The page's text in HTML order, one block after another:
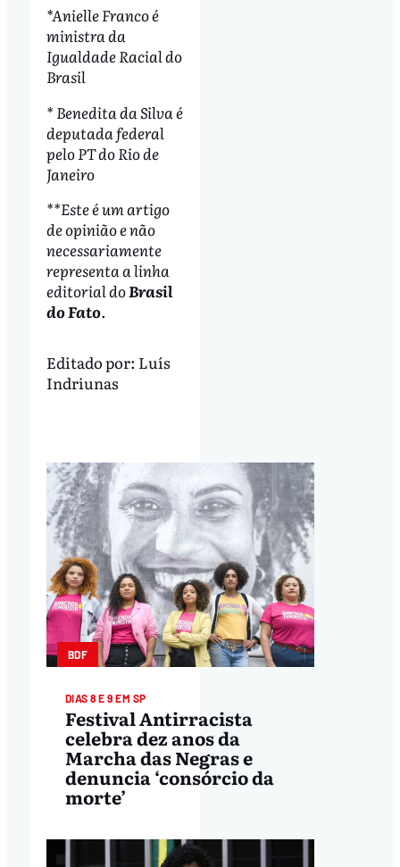
*Anielle Franco é
ministra da
Igualdade Racial do
Brasil
* Benedita da Silva é
deputada federal
pelo PT do Rio de
Janeiro
**Este é um artigo
de opinião e não
necessariamente
representa a linha
editorial doBrasil
do Fato.
Editado por: Luís
Indriunas
BDF
DIAS 8 E 9 EM SP
Festival Antirracista
celebra dez anos da
Marcha das Negras e
denuncia ‘consórcio da
morte’